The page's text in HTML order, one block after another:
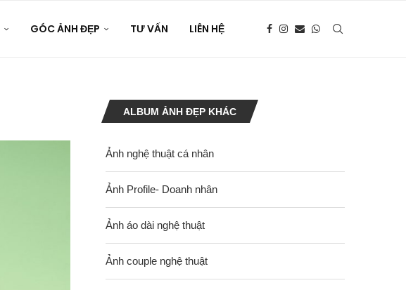
GÓC ẢNH ĐẸP TƯ VẤN LIÊN HỆ
ALBUM ẢNH ĐẸP KHÁC
Ảnh nghệ thuật cá nhân
Ảnh Profile- Doanh nhân
Ảnh áo dài nghệ thuật
Ảnh couple nghệ thuật